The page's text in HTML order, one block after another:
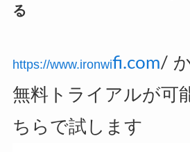
る
https://www.ironwifi.com/
無料トライアルが可
ちらで試します